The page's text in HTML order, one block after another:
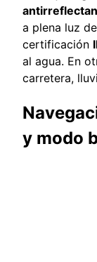
a plena luz
certificación
al agua. En
carretera,
y modo